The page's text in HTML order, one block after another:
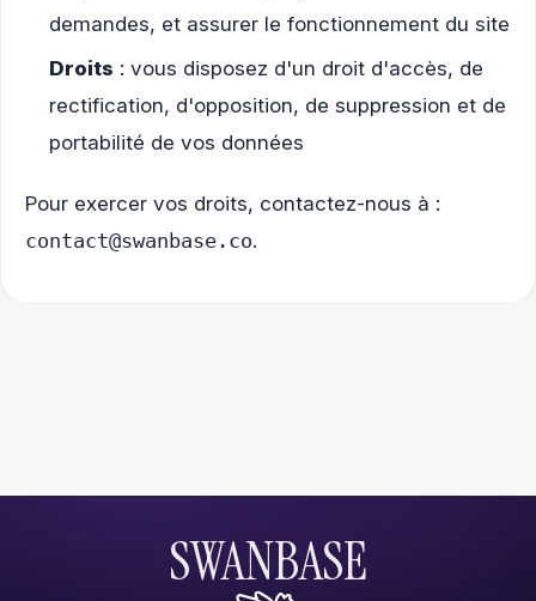
demandes, et assurer le fonctionnement du site
Droits : vous disposez d'un droit d'accès, de
rectification, d'opposition, de suppression et de
portabilité de vos données
Pour exercer vos droits, contactez-nous à :
contact@swanbase.co.
SWANBASE